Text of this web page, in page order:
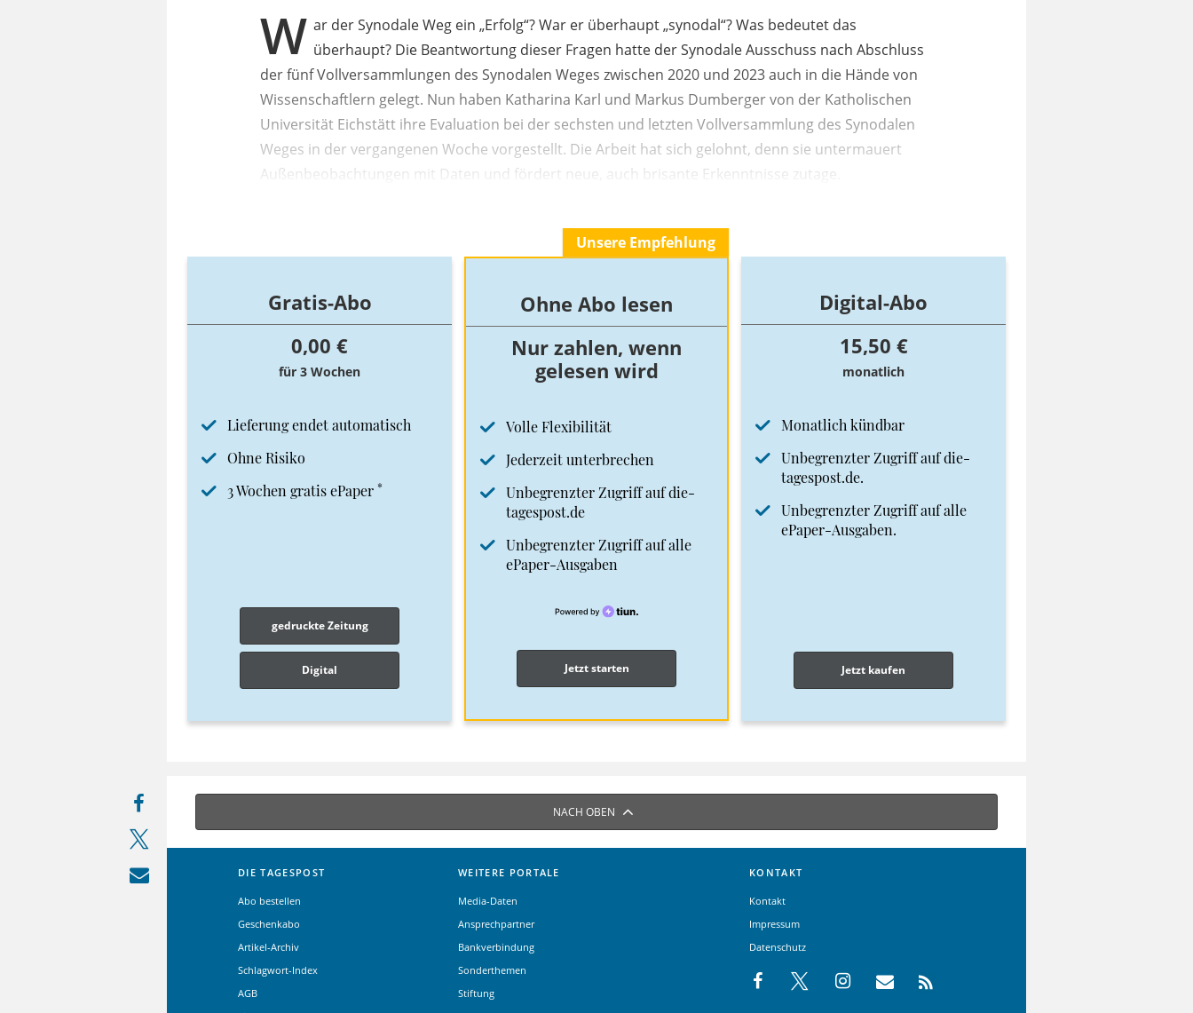
W ar der Synodale Weg ein „Erfolg“? War er überhaupt „synodal“? Was bedeutet das
überhaupt? Die Beantwortung dieser Fragen hatte der Synodale Ausschuss nach Abschluss
der fünf Vollversammlungen des Synodalen Weges zwischen 2020 und 2023 auch in die Hände von
Wissenschaftlern gelegt. Nun haben Katharina Karl und Markus Dumberger von der Katholischen
Universität Eichstätt ihre Evaluation bei der sechsten und letzten Vollversammlung des Synodalen
Weges in der vergangenen Woche vorgestellt. Die Arbeit hat sich gelohnt, denn sie untermauert
Außenbeobachtungen mit Daten und fördert neue, auch brisante Erkenntnisse zutage.
Gratis-Abo
0,00 €
für 3 Wochen
Lieferung endet automatisch
Ohne Risiko
3 Wochen gratis ePaper *
gedruckte Zeitung
Digital
Unsere Empfehlung
Ohne Abo lesen
Nur zahlen, wenn
gelesen wird
Volle Flexibilität
Jederzeit unterbrechen
Unbegrenzter Zugriff auf die-
tagespost.de
Unbegrenzter Zugriff auf alle
ePaper-Ausgaben
Jetzt starten
Digital-Abo
15,50 €
monatlich
Monatlich kündbar
Unbegrenzter Zugriff auf die-
tagespost.de.
Unbegrenzter Zugriff auf alle
ePaper-Ausgaben.
Jetzt kaufen
NACH OBEN
DIE TAGESPOST
Abo bestellen
Geschenkabo
Artikel-Archiv
Schlagwort-Index
AGB
WEITERE PORTALE
Media-Daten
Ansprechpartner
Bankverbindung
Sonderthemen
Stiftung
KONTAKT
Kontakt
Impressum
Datenschutz